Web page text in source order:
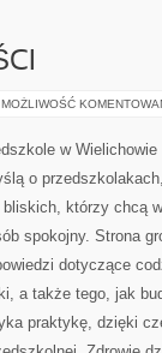
MOŻLIWOŚĆ
w
o
bliskich, którzy chcą
spokojny. Strona
dotyczące
a także tego, jak
praktykę, dzięki